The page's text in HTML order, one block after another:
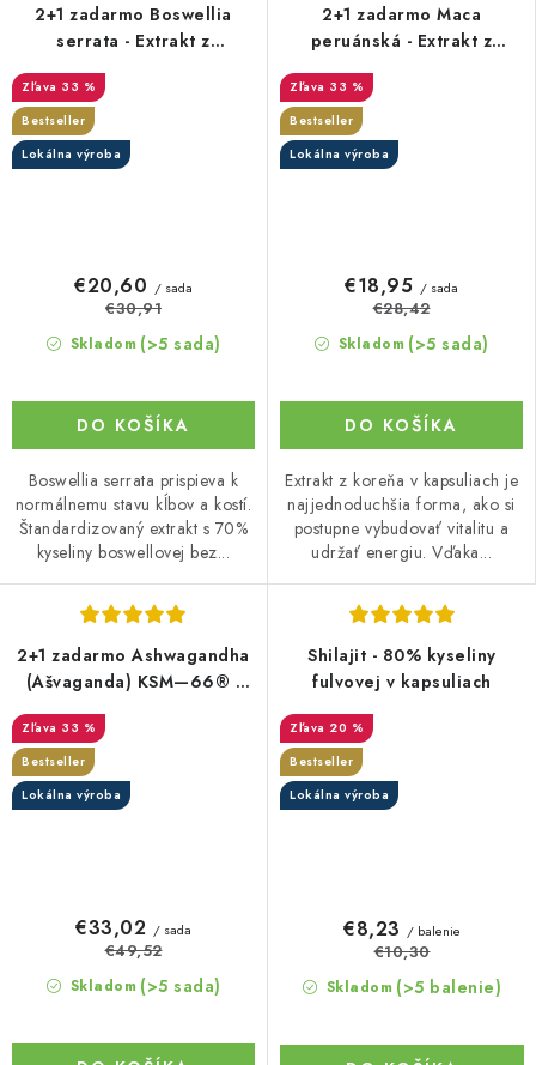
2+1 zadarmo Boswellia
serrata - Extrakt z
boswelové (Boswellin®️
HBD Sabinsa) v kapslích
33 %
Bestseller
Lokálna výroba
Skladom (>5 sada)
€20,60 / sada
€30,91
DO KOŠÍKA
Boswellia serrata prispieva k
normálnemu stavu kĺbov a kostí.
Štandardizovaný extrakt s 70%
kyseliny boswellovej bez...
2+1 zadarmo Maca
peruánská - Extrakt z
33 %
Bestseller
Lokálna výroba
Skladom (>5 sada)
€18,95 / sada
€28,42
DO KOŠÍKA
Extrakt z koreňa v kapsuliach je
najjednoduchšia forma, ako si
postupne vybudovať vitalitu a
udržať energiu. Vďaka...
2+1 zadarmo Ashwagandha
(Ašvaganda) KSM—66® -
Kapsle BIO
33 %
Bestseller
Lokálna výroba
Skladom (>5 sada)
€33,02 / sada
€49,52
Shilajit - 80% kyseliny
fulvovej v kapsuliach
20 %
Bestseller
Lokálna výroba
Skladom (>5 balenie)
€8,23 / balenie
€10,30